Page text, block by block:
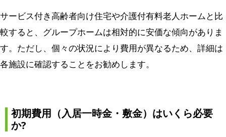
サービス付き高齢者向け住宅や介護付有料老人ホームと比
較すると、グループホームは相対的に安価な傾向がありま
す。ただし、個々の状況により費用が異なるため、詳細は
各施設に確認することをお勧めします。
初期費用（入居一時金・敷金）はいくら必要
か?